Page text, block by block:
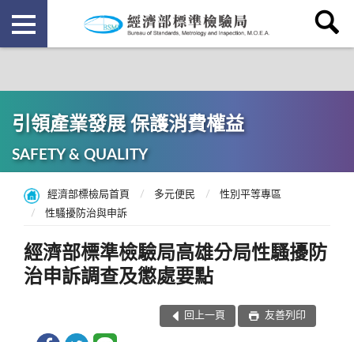
引領產業發展 保護消費權益
SAFETY & QUALITY
經濟部標檢局首頁 多元便民
性別平等專區
性騷擾防治與申訴
經濟部標準檢驗局高雄分局性騷擾防
治申訴調查及懲處要點
回上一頁 友善列印